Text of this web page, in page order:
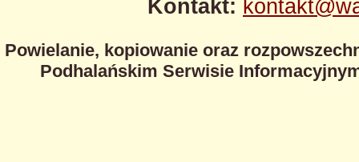
Kontakt:
Powielanie, kopiowanie oraz
Podhalańskim Serwisie